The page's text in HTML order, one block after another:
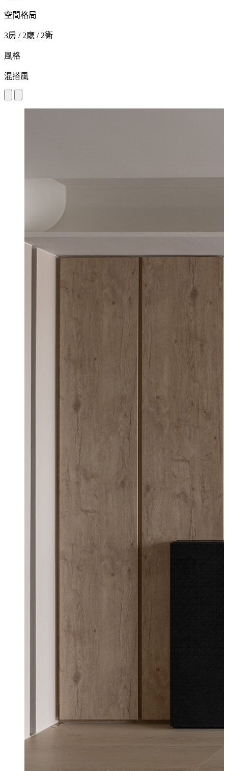
空間格局
3房 / 2廰 / 2衛
風格
混搭風